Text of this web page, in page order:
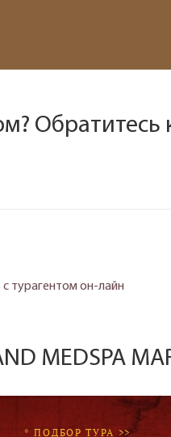
Обратитесь
с турагентом он-лайн
MEDSPA
* ПОДБОР ТУРА >>